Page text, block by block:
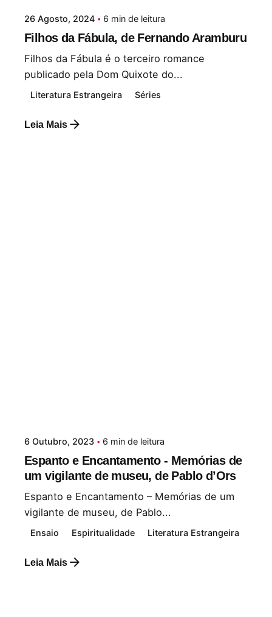
26 Agosto, 2024 6 min de leitura
Filhos da Fábula, de Fernando Aramburu
Filhos da Fábula é o terceiro romance
publicado pela Dom Quixote do...
Literatura Estrangeira Séries
Leia Mais
6 Outubro, 2023 6 min de leitura
Espanto e Encantamento - Memórias de
um vigilante de museu, de Pablo d’Ors
Espanto e Encantamento – Memórias de um
vigilante de museu, de Pablo...
Ensaio Espiritualidade Literatura Estrangeira
Leia Mais